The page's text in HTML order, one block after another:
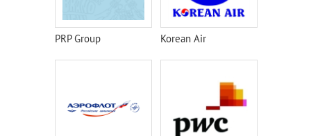
PRP Group Korean Air